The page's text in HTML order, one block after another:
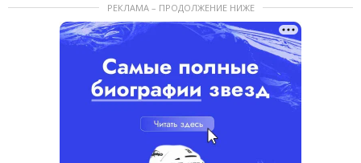
РЕКЛАМА – ПРОДОЛЖЕНИЕ НИЖЕ